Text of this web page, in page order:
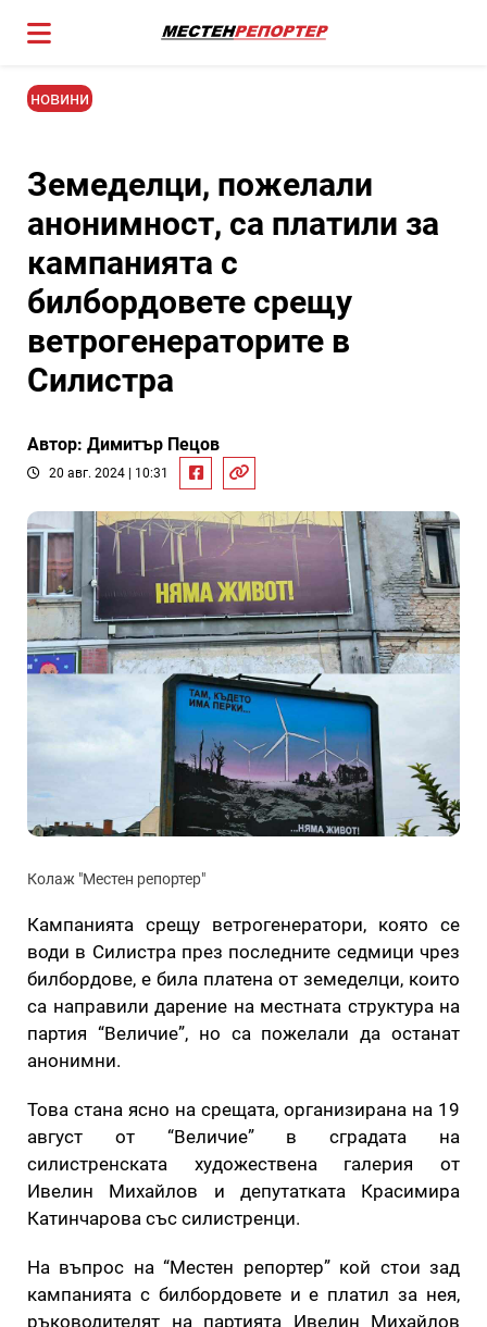
новини
Земеделци, пожелали
анонимност, са платили за
кампанията с
билбордовете срещу
ветрогенераторите в
Силистра
Автор: Димитър Пецов
20 авг. 2024 | 10:31
Колаж "Местен репортер"
Кампанията срещу ветрогенератори, която се
води в Силистра през последните седмици чрез
билбордове, е била платена от земеделци, които
са направили дарение на местната структура на
партия “Величие”, но са пожелали да останат
анонимни.
Това стана ясно на срещата, организирана на 19
август от “Величие” в сградата на
силистренската художествена галерия от
Ивелин Михайлов и депутатката Красимира
Катинчарова със силистренци.
На въпрос на “Местен репортер” кой стои зад
кампанията с билбордовете и е платил за нея,
ръководителят на партията Ивелин Михайлов